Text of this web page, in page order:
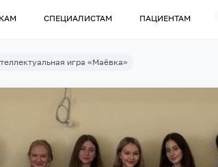
СПЕЦИАЛИСТАМ ПАЦИЕНТАМ
игра «Маёвка»